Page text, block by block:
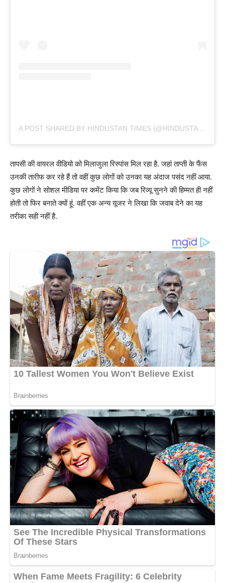
A POST SHARED BY HINDUSTAN TIMES (@HINDUSTANTIMES)
तापसी की वायरल वीडियो को मिलाजुला रिस्पांस मिल रहा है. जहां ताप्ती के फैंस
उनकी तारीफ कर रहे हैं तो वहीं कुछ लोगों को उनका यह अंदाज पसंद नहीं आया.
कुछ लोगों ने सोशल मीडिया पर कमेंट किया कि जब रिव्यू सुनने की हिम्मत ही नहीं
होती तो फिर बनाते क्यों हूं. वहीं एक अन्य यूजर ने लिखा कि जवाब देने का यह
तरीका सही नहीं है.